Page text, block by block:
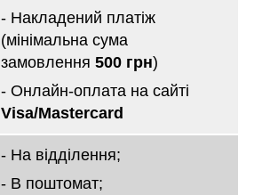
- Накладений платіж
(мінімальна сума
замовлення 500 грн)
- Онлайн-оплата на сайті
Visa/Mastercard
- На відділення;
- В поштомат;